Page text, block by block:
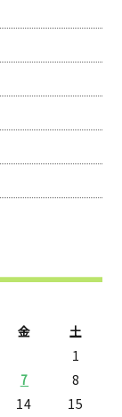
金 土
1
7
8
14
15